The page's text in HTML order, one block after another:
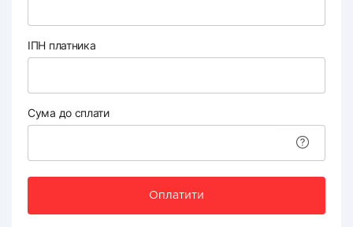
ІПН платника
Сума до сплати
Оплатити